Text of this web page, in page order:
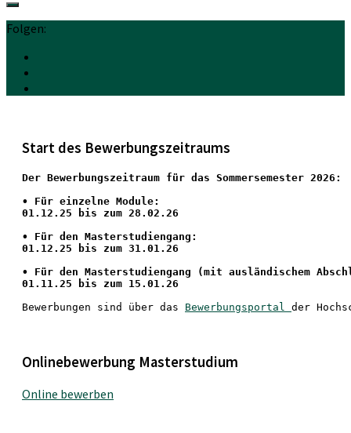
Folgen:
Start des Bewerbungszeitraums
Der Bewerbungszeitraum für das Sommersemester 2026:
• Für einzelne Module:
01.12.25 bis zum 28.02.26
• Für den Masterstudiengang:
01.12.25 bis zum 31.01.26
• Für den Masterstudiengang (mit ausländischem
01.11.25 bis zum 15.01.26
Bewerbungen sind über das Bewerbungsportal der
Onlinebewerbung Masterstudium
Online bewerben